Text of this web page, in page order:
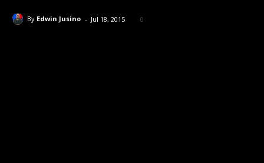
By Edwin Jusino - Jul 18, 2015 0